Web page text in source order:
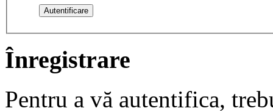
Înregistrare
Pentru a vă autentifica,